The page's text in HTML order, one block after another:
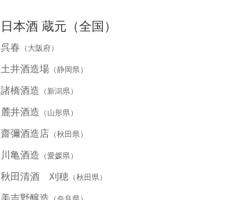
日本酒 蔵元（全国）
呉春 （大阪府）
土井酒造場 （静岡県）
諸橋酒造 （新潟県）
麓井酒造 （山形県）
齋彌酒造店 （秋田県）
川亀酒造 （愛媛県）
秋田清酒 刈穂 （秋田県）